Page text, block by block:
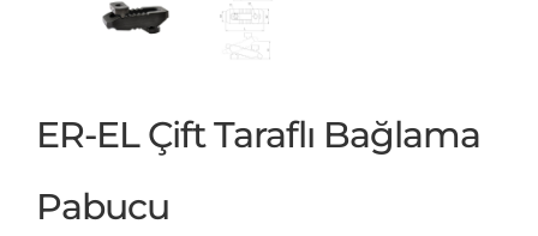
ER-EL Çift Taraflı Bağlama
Pabucu